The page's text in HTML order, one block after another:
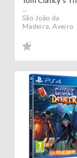
São João da
Madeira ,Aveiro